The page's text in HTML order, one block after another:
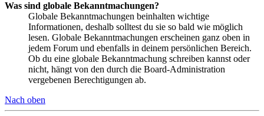
Was sind globale Bekanntmachungen?
Globale Bekanntmachungen beinhalten wichtige
Informationen, deshalb solltest du sie so bald wie möglich
lesen. Globale Bekanntmachungen erscheinen ganz oben in
jedem Forum und ebenfalls in deinem persönlichen Bereich.
Ob du eine globale Bekanntmachung schreiben kannst oder
nicht, hängt von den durch die Board-Administration
vergebenen Berechtigungen ab.
Nach oben